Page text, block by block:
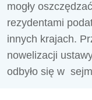
mogły
rezydentami
innych krajach.
nowelizacji
odbyło się w